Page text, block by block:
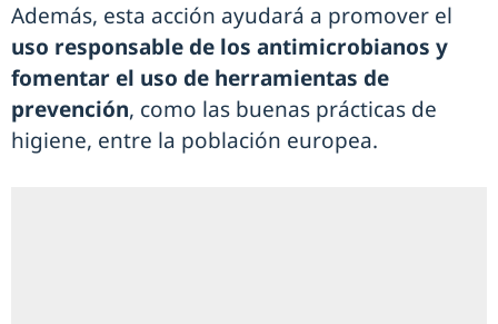
Además, esta acción ayudará a promover el
uso responsable de los antimicrobianos y
fomentar el uso de herramientas de
prevención, como las buenas prácticas de
higiene, entre la población europea.